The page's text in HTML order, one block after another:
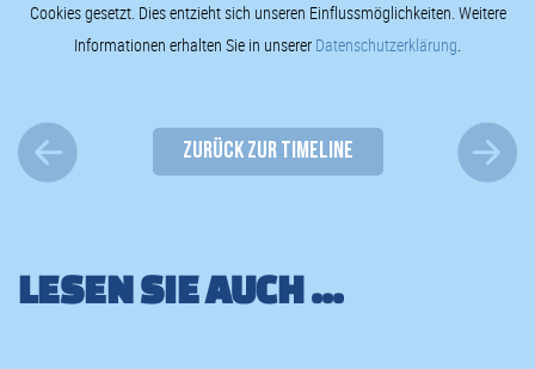
Cookies gesetzt. Dies entzieht sich unseren Einflussmöglichkeiten. Weitere
Informationen erhalten Sie in unserer Datenschutzerklärung.
ZURÜCK ZUR TIMELINE
LESEN SIE AUCH ...